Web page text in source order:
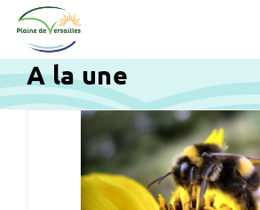
Passer
contenu
Découvrir la plaine
La plaine en action
A la une